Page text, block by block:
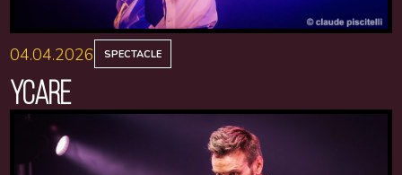
04.04.2026 SPECTACLE
YCARE